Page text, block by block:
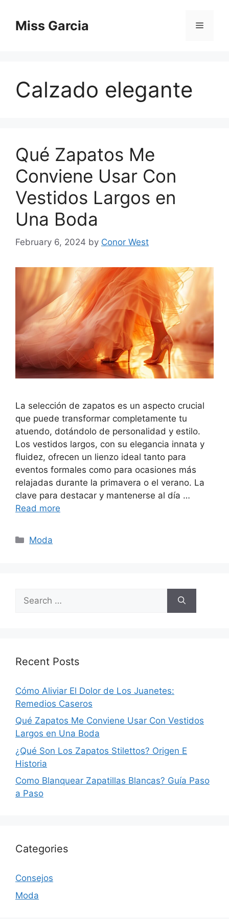
contentMiss Garcia Menu
Calzado elegante
Qué Zapatos Me
Conviene Usar Con
Vestidos Largos en
Una Boda
February 6, 2024 by Conor West
La selección de zapatos es un aspecto crucial
que puede transformar completamente tu
atuendo, dotándolo de personalidad y estilo.
Los vestidos largos, con su elegancia innata y
fluidez, ofrecen un lienzo ideal tanto para
eventos formales como para ocasiones más
relajadas durante la primavera o el verano. La
clave para destacar y mantenerse al día …
Read more
Categories
Moda
for:
Recent Posts
Cómo Aliviar El Dolor de Los Juanetes:
Remedios Caseros
Qué Zapatos Me Conviene Usar Con Vestidos
Largos en Una Boda
¿Qué Son Los Zapatos Stilettos? Origen E
Historia
Como Blanquear Zapatillas Blancas? Guía Paso
a Paso
Categories
Consejos
Moda